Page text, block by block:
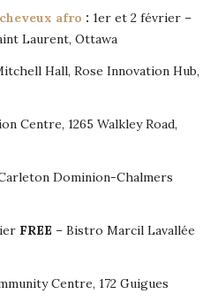
afro : 1er et 2 février –
Laurent, Ottawa
Hall, Rose Innovation Hub,
Centre, 1265 Walkley Road,
Dominion-Chalmers
FREE – Bistro Marcil Lavallée
Centre, 172 Guigues